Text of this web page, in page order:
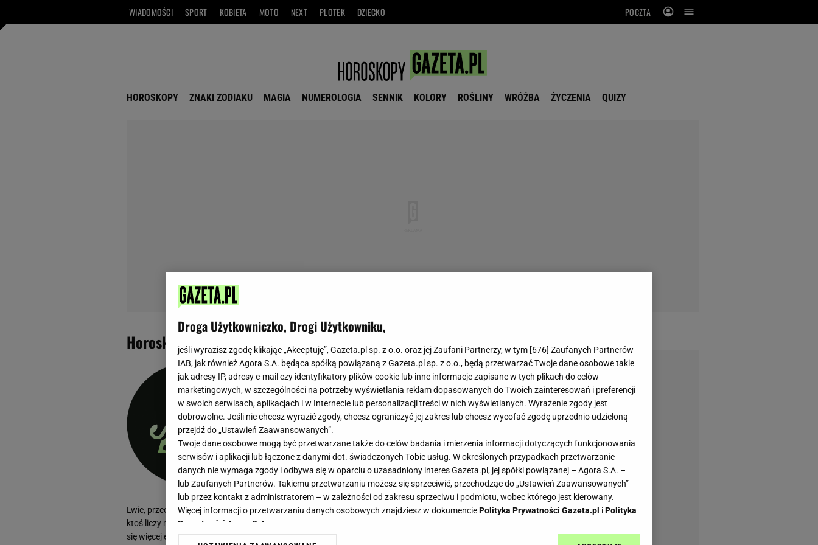
WIADOMOŚCI SPORT KOBIETA MOTO NEXT PLOTEK DZIECKO POCZTA
HOROSKOPY ZNAKI ZODIAKU MAGIA NUMEROLOGIA SENNIK KOLORY ROŚLINY WRÓŻBA ŻYCZENIA QUIZY
Horoskop tygodniowy Lew
11 maja 2026 - 17 maja 2026
MIŁOŚĆ:
PRACA:
ZDROWIE:
Lwie, przed Tobą dobry tydzień, który przyniesie więcej dynamiki w codzienności. Możesz poczuć, że
ktoś liczy na Twoją inicjatywę lub decyzję, więc nie warto się zbyt długo wahać. W relacjach pojawi
się więcej emocji, ale też okazja do wyjaśnienia pewnych nieporozumień. Dobrze będzie trzymać się
Droga Użytkowniczko, Drogi Użytkowniku,
jeśli wyrazisz zgodę klikając „Akceptuję”, Gazeta.pl sp. z o.o. oraz jej Zaufani Partnerzy, w tym [676] Zaufanych Partnerów
IAB, jak również Agora S.A. będąca spółką powiązaną z Gazeta.pl sp. z o.o., będą przetwarzać Twoje dane osobowe takie
jak adresy IP, adresy e-mail czy identyfikatory plików cookie lub inne informacje zapisane w tych plikach do celów
marketingowych, w szczególności na potrzeby wyświetlania reklam dopasowanych do Twoich zainteresowań i preferencji
w swoich serwisach, aplikacjach i w Internecie lub personalizacji treści w nich wyświetlanych. Wyrażenie zgody jest
dobrowolne. Jeśli nie chcesz wyrazić zgody, chcesz ograniczyć jej zakres lub chcesz wycofać zgodę uprzednio udzieloną
przejdź do „Ustawień Zaawansowanych”.
Twoje dane osobowe mogą być przetwarzane także do celów badania i mierzenia informacji dotyczących funkcjonowania
serwisów i aplikacji lub łączone z danymi dot. świadczonych Tobie usług. W określonych przypadkach przetwarzanie
danych nie wymaga zgody i odbywa się w oparciu o uzasadniony interes Gazeta.pl, jej spółki powiązanej – Agora S.A. –
lub Zaufanych Partnerów. Takiemu przetwarzaniu możesz się sprzeciwić, przechodząc do „Ustawień Zaawansowanych”
lub przez kontakt z administratorem – w zależności od zakresu sprzeciwu i podmiotu, wobec którego jest kierowany.
Więcej informacji o przetwarzaniu danych osobowych znajdziesz w dokumenciePolityka Prywatności Gazeta.pl iPolityka
Prywatności Agora S.A.